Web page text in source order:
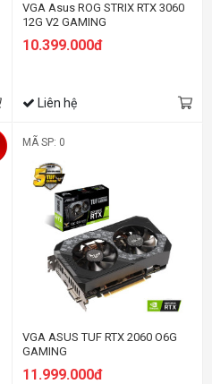
VGA Asus ROG STRIX RTX 3060
12G V2 GAMING
10.399.000đ
Liên hệ
MÃ SP: 0
VGA ASUS TUF RTX 2060 O6G
GAMING
11.999.000đ